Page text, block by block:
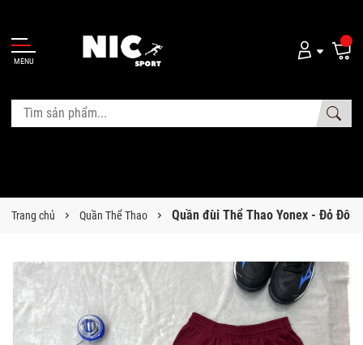
MENU
Trang chủ Quần Thể Thao Quần đùi Thể Thao Yonex - Đỏ Đô